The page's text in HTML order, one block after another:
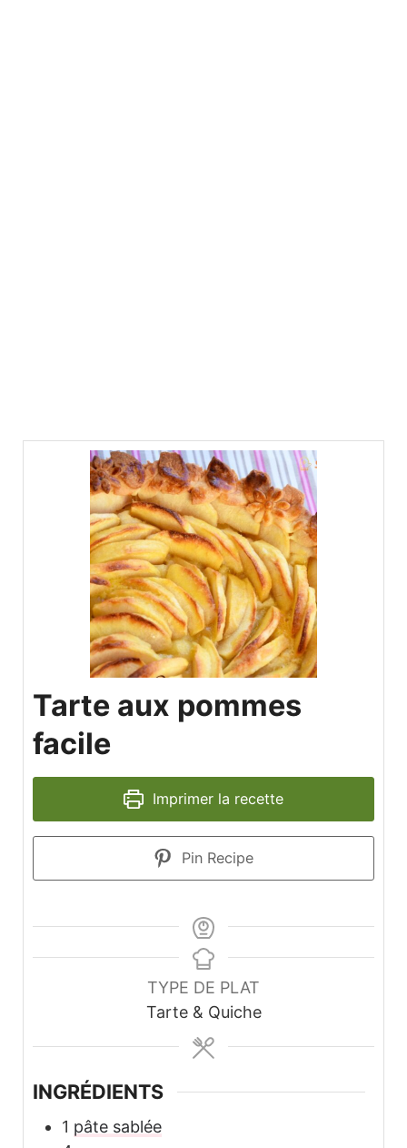
Tarte aux pommes
facile
Imprimer la recette
Pin Recipe
TYPE DE PLAT
Tarte & Quiche
INGRÉDIENTS
1 pâte sablée